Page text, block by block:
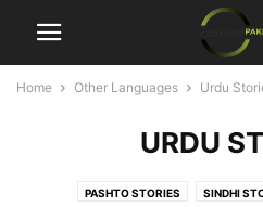
Home Other Languages Urdu
URDU
PASHTO STORIES SINDHI